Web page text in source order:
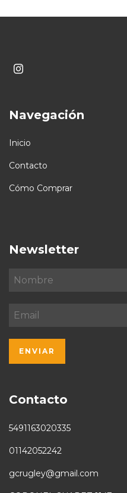
Navegación
Inicio
Contacto
Cómo Comprar
Newsletter
Contacto
5491163020335
01142052242
gcrugley@gmail.com